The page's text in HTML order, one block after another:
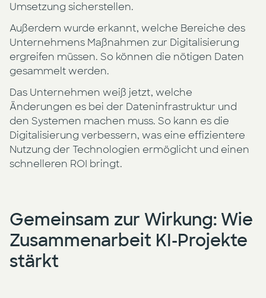
Umsetzung sicherstellen.
Außerdem wurde erkannt, welche Bereiche des
Unternehmens Maßnahmen zur Digitalisierung
ergreifen müssen. So können die nötigen Daten
gesammelt werden.
Das Unternehmen weiß jetzt, welche
Änderungen es bei der Dateninfrastruktur und
den Systemen machen muss. So kann es die
Digitalisierung verbessern, was eine effizientere
Nutzung der Technologien ermöglicht und einen
schnelleren ROI bringt.
Gemeinsam zur Wirkung: Wie
Zusammenarbeit KI-Projekte
stärkt